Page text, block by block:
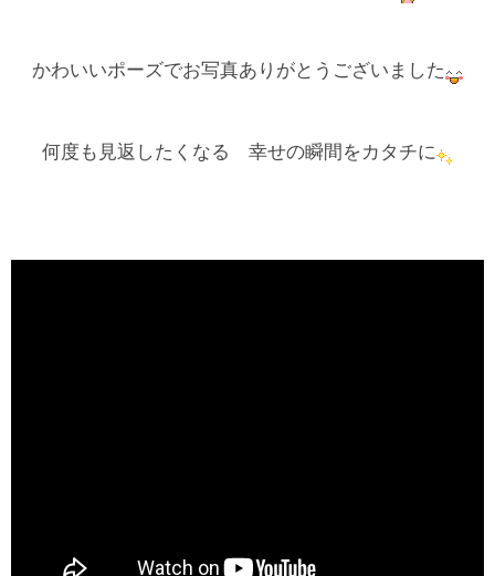
かわいいポーズでお写真ありがとうございました
何度も見返したくなる 幸せの瞬間をカタチに